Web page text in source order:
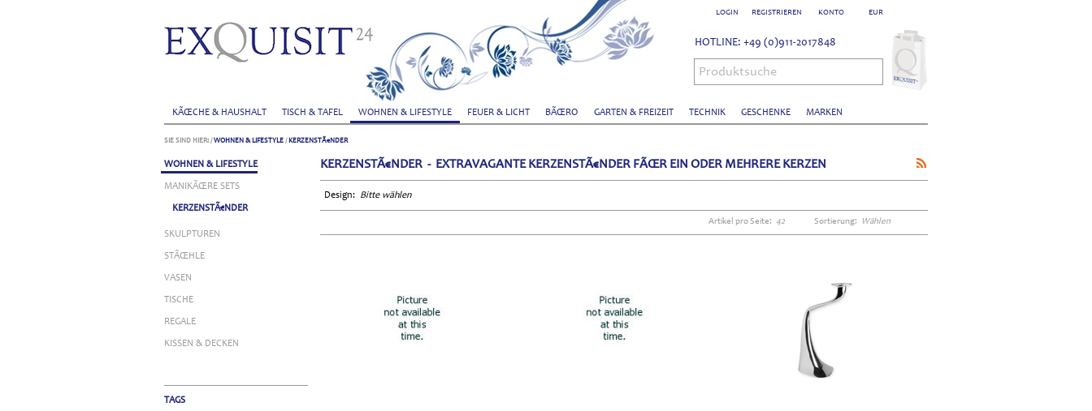
EUR
KONTO
LOGIN REGISTRIEREN
KÃŒCHE & HAUSHALT TISCH & TAFEL WOHNEN & LIFESTYLE FEUER & LICHT BÃŒRO GARTEN & FREIZEIT TECHNIK GESCHENKE MARKEN
HOTLINE: +49 (0)911-2017848
Produktsuche
SIE SIND HIER: /WOHNEN & LIFESTYLE / KERZENSTÃ€NDER
WOHNEN & LIFESTYLE
MANIKÃŒRE SETS
KERZENSTÃ€NDER
SKULPTUREN
STÃŒHLE
VASEN
TISCHE
REGALE
KISSEN & DECKEN
TAGS
KERZENSTÃ€NDER - EXTRAVAGANTE KERZENSTÃ€NDER FÃŒR EIN ODER MEHRERE KERZEN
Design: Bitte wählen
Sortierung: Wählen
Artikel pro Seite: 42